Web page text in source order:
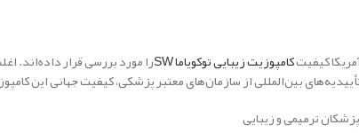
کیفیتکامپوزیت زیبایی توکویاما SW را مورد بررسی قرار داده‌اند.
تأییدیه‌های بین‌المللی از سازمان‌های معتبر پزشکی، کیفیت جهانی این
ترمیمی و زیبایی